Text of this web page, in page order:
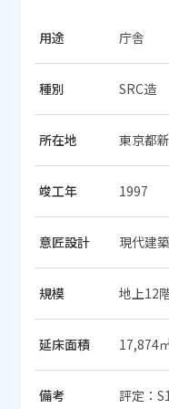
用途 庁舎
種別 SRC造
所在地 東京都
竣工年 1997
意匠設計 現代建
規模 地上12
延床面積 17,874
備考 評定：